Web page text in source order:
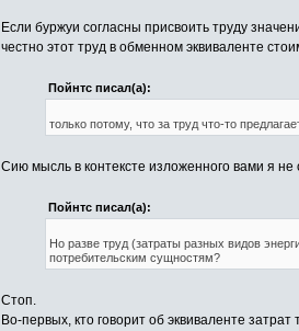
Если буржуи согласны присвоить труду
честно этот труд в обменном эквиваленте
Пойнтс писал(а):
только потому, что за труд что-то
Сию мысль в контексте изложенного вами я не
Пойнтс писал(а):
Но разве труд (затраты разных видов
потребительским сущностям?
Стоп.
Во-первых, кто говорит об эквиваленте